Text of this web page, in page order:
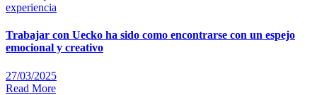
Trabajar con Uecko ha sido como encontrarse con un espejo
emocional y creativo
27/03/2025
Read More